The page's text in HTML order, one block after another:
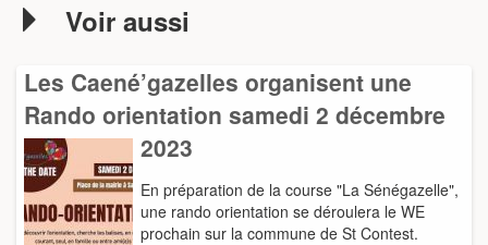
Voir aussi
Les Caené’gazelles organisent une
Rando orientation samedi 2 décembre
2023
En préparation de la course "La Sénégazelle",
une rando orientation se déroulera le WE
prochain sur la commune de St Contest.